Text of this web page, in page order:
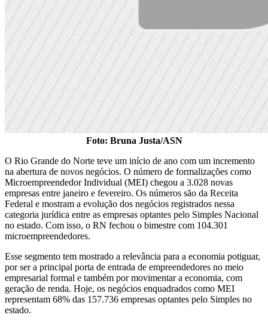
Foto: Bruna Justa/ASN
O Rio Grande do Norte teve um início de ano com um incremento
na abertura de novos negócios. O número de formalizações como
Microempreendedor Individual (MEI) chegou a 3.028 novas
empresas entre janeiro e fevereiro. Os números são da Receita
Federal e mostram a evolução dos negócios registrados nessa
categoria jurídica entre as empresas optantes pelo Simples Nacional
no estado. Com isso, o RN fechou o bimestre com 104.301
microempreendedores.
Esse segmento tem mostrado a relevância para a economia potiguar,
por ser a principal porta de entrada de empreendedores no meio
empresarial formal e também por movimentar a economia, com
geração de renda. Hoje, os negócios enquadrados como MEI
representam 68% das 157.736 empresas optantes pelo Simples no
estado.